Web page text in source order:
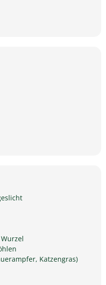
Katzengras)